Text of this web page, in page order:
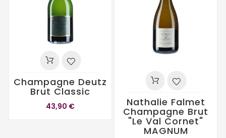
Champagne Deutz
Brut Classic
43,90 € Nathalie Falmet
Champagne Brut
"Le Val Cornet"
MAGNUM